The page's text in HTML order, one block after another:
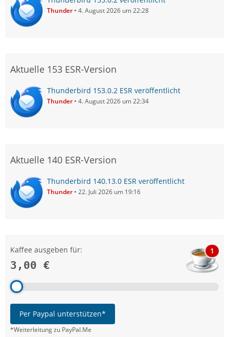
Thunder 4. August 2026 um 22:28
Aktuelle 153 ESR-Version
Thunderbird 153.0.2 ESR veröffentlicht
Thunder 4. August 2026 um 22:34
Aktuelle 140 ESR-Version
Thunderbird 140.13.0 ESR veröffentlicht
Thunder 22. Juli 2026 um 19:16
Kaffee ausgeben für:
3,00 €
1
Per Paypal unterstützen*
*Weiterleitung zu PayPal.Me